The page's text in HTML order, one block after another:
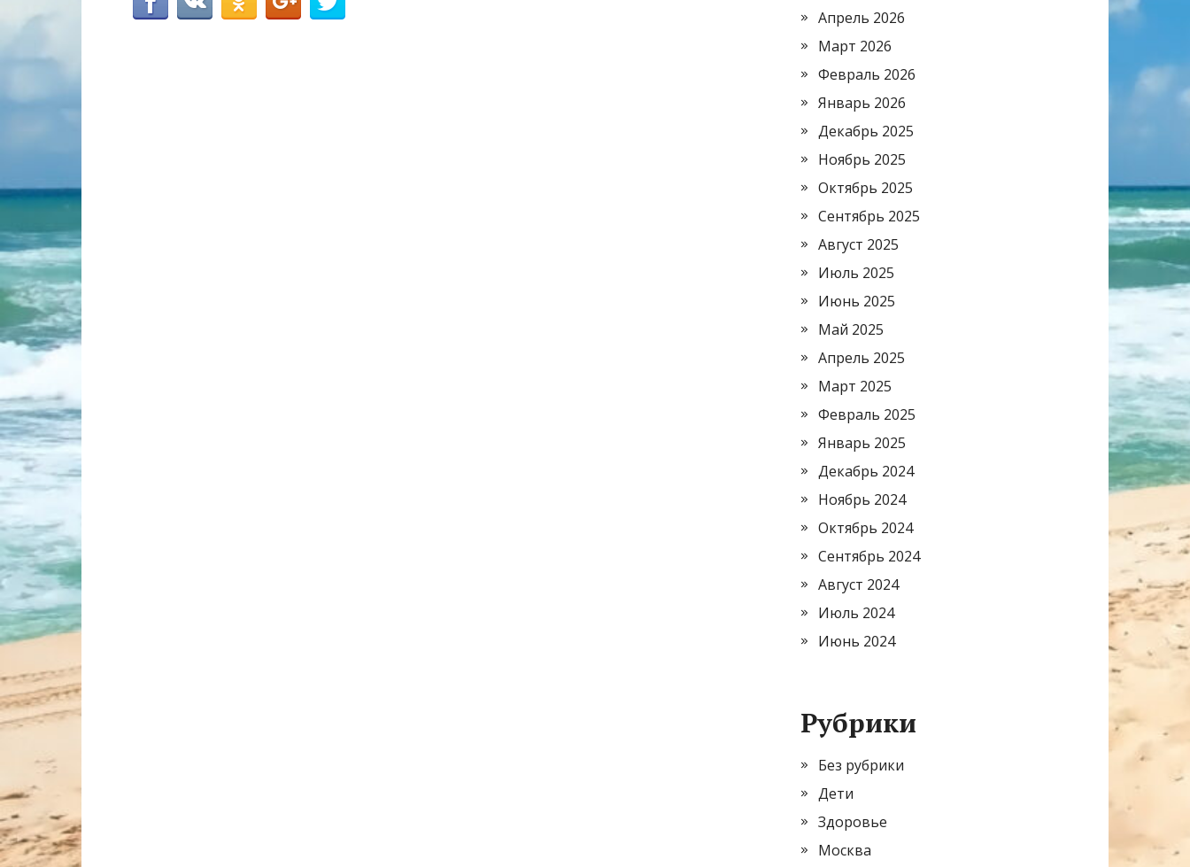
Апрель 2026
Март 2026
Февраль 2026
Январь 2026
Декабрь 2025
Ноябрь 2025
Октябрь 2025
Сентябрь 2025
Август 2025
Июль 2025
Июнь 2025
Май 2025
Апрель 2025
Март 2025
Февраль 2025
Январь 2025
Декабрь 2024
Ноябрь 2024
Октябрь 2024
Сентябрь 2024
Август 2024
Июль 2024
Июнь 2024
Рубрики
Без рубрики
Дети
Здоровье
Москва